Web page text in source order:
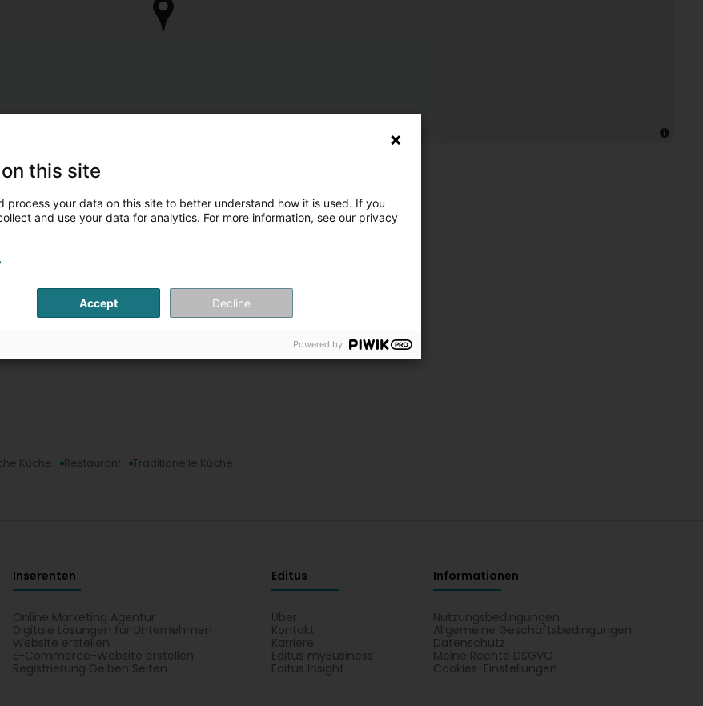
Küche Restaurant Traditionelle Küche
Inserenten
Online Marketing Agentur
Digitale Lösungen für Unternehmen
Website erstellen
E-Commerce-Website erstellen
Registrierung Gelben Seiten
Editus
Über
Kontakt
Karriere
Editus myBusiness
Editus Insight
Informationen
Nutzungsbedingungen
Allgemeine Geschäftsbedingungen
Datenschutz
Meine Rechte DSGVO
Cookies-Einstellungen
this site
process your data on this site to better understand how it is used. If you
and use your data for analytics. For more information, see our privacy
Accept Decline
Powered by